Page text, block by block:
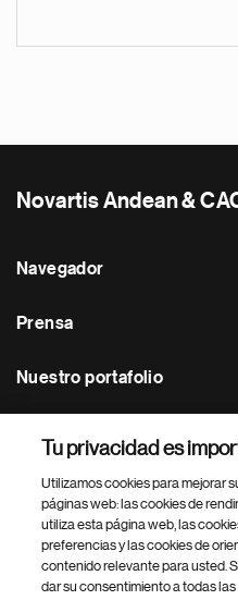
Novartis Andean &
Navegador
Prensa
Nuestro portafolio
Footer Site Search
Tu privacidad es
Utilizamos cookies para mejorar
páginas web: las cookies de
utiliza esta página web, las
preferencias y las cookies de
contenido relevante para usted.
dar su consentimiento a todas